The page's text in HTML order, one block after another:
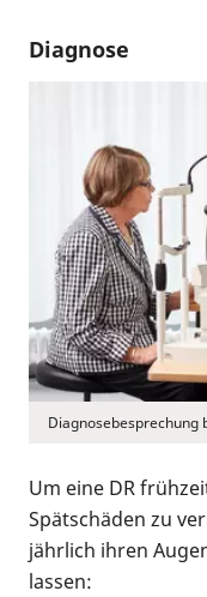
Diagnose
Diagnosebesprechung
Um eine DR
Spätschäden zu
jährlich ihren
lassen: